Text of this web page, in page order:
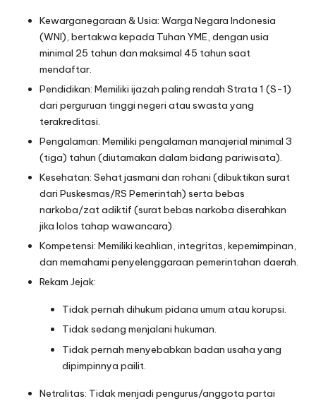
Kewarganegaraan & Usia: Warga Negara Indonesia
(WNI), bertakwa kepada Tuhan YME, dengan usia
minimal 25 tahun dan maksimal 45 tahun saat
mendaftar.
Pendidikan: Memiliki ijazah paling rendah Strata 1 (S-1)
dari perguruan tinggi negeri atau swasta yang
terakreditasi.
Pengalaman: Memiliki pengalaman manajerial minimal 3
(tiga) tahun (diutamakan dalam bidang pariwisata).
Kesehatan: Sehat jasmani dan rohani (dibuktikan surat
dari Puskesmas/RS Pemerintah) serta bebas
narkoba/zat adiktif (surat bebas narkoba diserahkan
jika lolos tahap wawancara).
Kompetensi: Memiliki keahlian, integritas, kepemimpinan,
dan memahami penyelenggaraan pemerintahan daerah.
Rekam Jejak:
Tidak pernah dihukum pidana umum atau korupsi.
Tidak sedang menjalani hukuman.
Tidak pernah menyebabkan badan usaha yang
dipimpinnya pailit.
Netralitas: Tidak menjadi pengurus/anggota partai